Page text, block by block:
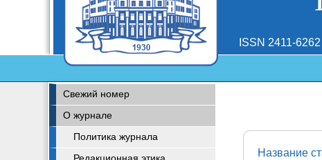
ISSN 2411-6262
Свежий номер
О журнале
Политика журнала
Название